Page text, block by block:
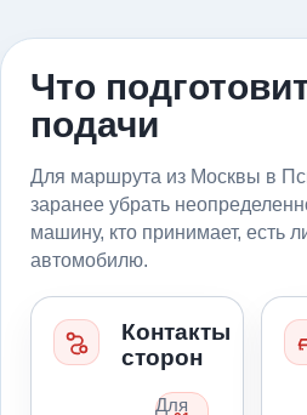
Что
подачи
Для маршрута из Москвы в
заранее убрать
машину, кто принимает, есть
автомобилю.
Контакты
сторон
Для